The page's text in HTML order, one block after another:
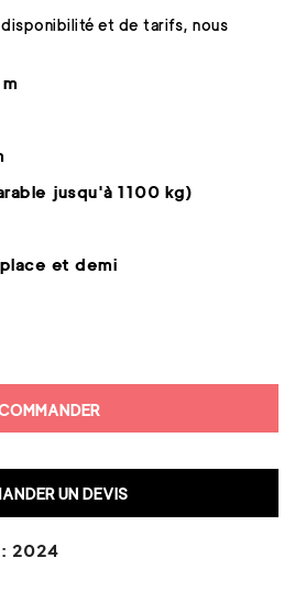
et de tarifs, nous
jusqu'à 1100 kg)
et demi
UN DEVIS
: 2024